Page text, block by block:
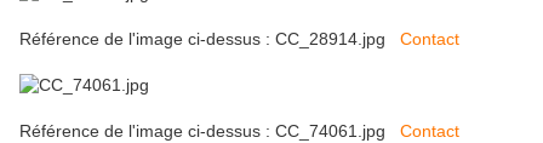
Référence de l'image ci-dessus : CC_28914.jpg Contact
Référence de l'image ci-dessus : CC_74061.jpg Contact